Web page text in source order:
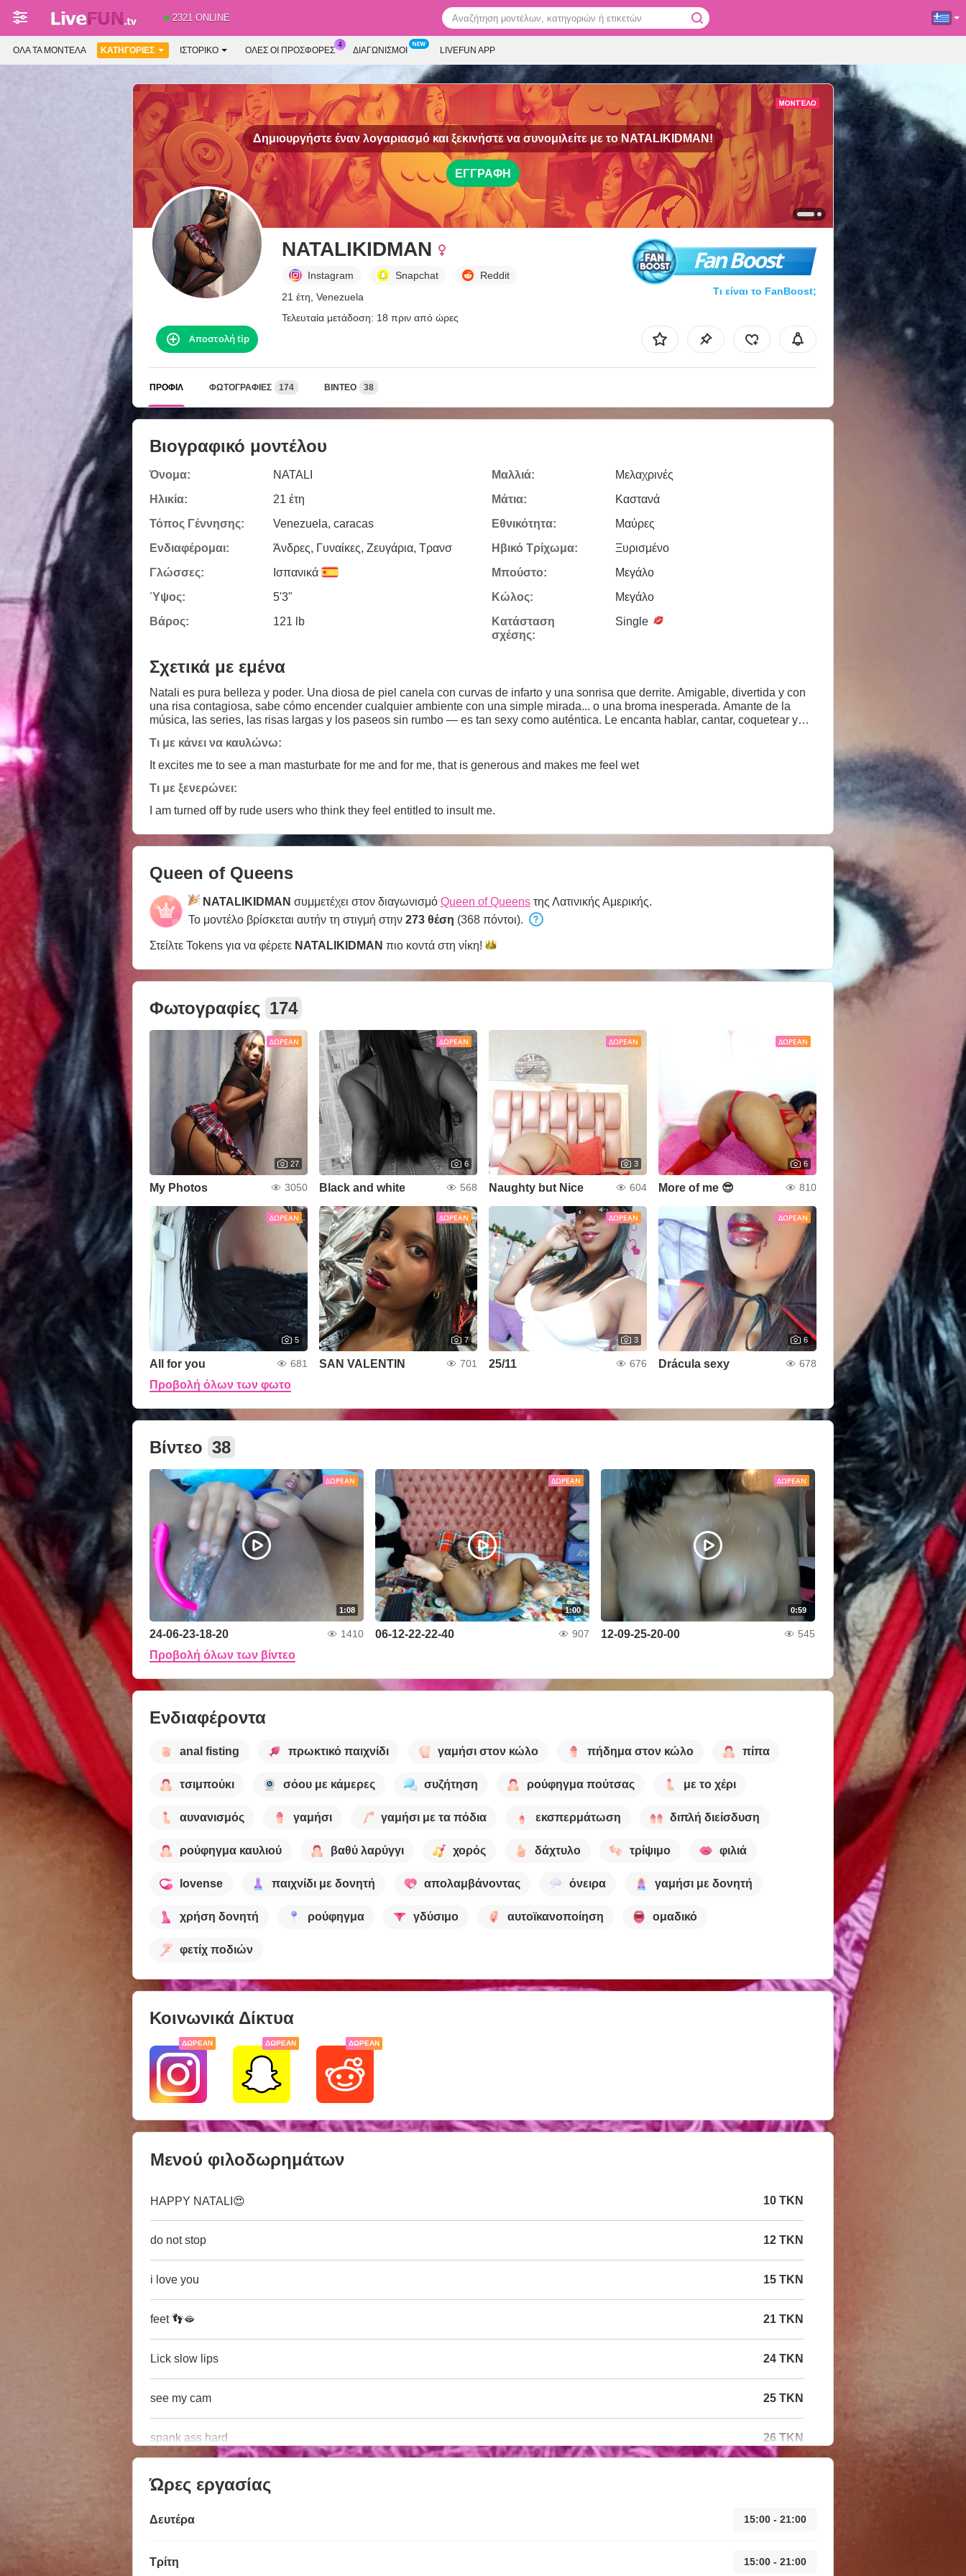
2321 ONLINE
ΌΛΑ ΤΑ ΜΟΝΤΈΛΑ ΚΑΤΗΓΟΡΊΕΣ ΙΣΤΟΡΙΚΌ ΟΛΕΣ ΟΙ ΠΡΟΣΦΟΡΕΣ ΔΙΑΓΩΝΙΣΜΟΊ LIVEFUN APP
Δημιουργήστε έναν λογαριασμό και ξεκινήστε να συνομιλείτε με το NATALIKIDMAN!
ΕΓΓΡΑΦΉ
NATALIKIDMAN
Instagram Snapchat
Reddit
21 έτη, Venezuela
Τελευταία μετάδοση: 18 πριν από ώρες
Fan Boost
Τι είναι το FanBoost;
Αποστολή tip
ΠΡΟΦΊΛ ΦΩΤΟΓΡΑΦΊΕΣ 174 ΒΊΝΤΕΟ 38
Βιογραφικό μοντέλου
Όνομα:
NATALI
Ηλικία:
21 έτη
Τόπος Γέννησης:
Venezuela, caracas
Ενδιαφέρομαι:
Άνδρες, Γυναίκες, Zευγάρια, Τρανσ
Γλώσσες:
Ισπανικά
Ύψος:
5'3"
Βάρος:
121 lb
Μαλλιά:
Μελαχρινές
Μάτια:
Καστανά
Εθνικότητα:
Μαύρες
Ηβικό Τρίχωμα:
Ξυρισμένο
Μπούστο:
Μεγάλο
Κώλος:
Μεγάλο
Κατάσταση
σχέσης:
Single
Σχετικά με εμένα
Natali es pura belleza y poder. Una diosa de piel canela con curvas de infarto y una sonrisa que derrite. Amigable, divertida y con
una risa contagiosa, sabe cómo encender cualquier ambiente con una simple mirada... o una broma inesperada. Amante de la
música, las series, las risas largas y los paseos sin rumbo — es tan sexy como auténtica. Le encanta hablar, cantar, coquetear y
ves… la sientes.
Τι με κάνει να καυλώνω:
It excites me to see a man masturbate for me and for me, that is generous and makes me feel wet
Τι με ξενερώνει:
I am turned off by rude users who think they feel entitled to insult me.
Queen of Queens
NATALIKIDMAN συμμετέχει στον διαγωνισμό Queen of Queens της Λατινικής Αμερικής.
Το μοντέλο βρίσκεται αυτήν τη στιγμή στην 273 θέση (368 πόντοι).
Στείλτε Tokens για να φέρετε NATALIKIDMAN πιο κοντά στη νίκη!
Φωτογραφίες 174
ΔΩΡΕΆΝ
27
My Photos 3050
ΔΩΡΕΆΝ
6
Black and white 568
ΔΩΡΕΆΝ
3
Naughty but Nice 604
ΔΩΡΕΆΝ
6
More of me 😎 810
ΔΩΡΕΆΝ
5
All for you 681
ΔΩΡΕΆΝ
7
SAN VALENTIN 701
ΔΩΡΕΆΝ
3
25/11 676
ΔΩΡΕΆΝ
6
Drácula sexy 678
Προβολή όλων των φωτο
Βίντεο 38
ΔΩΡΕΆΝ
1:08
24-06-23-18-20 1410
ΔΩΡΕΆΝ
1:00
06-12-22-22-40 907
ΔΩΡΕΆΝ
0:59
12-09-25-20-00 545
Προβολή όλων των βίντεο
Ενδιαφέροντα
anal fisting πρωκτικό παιχνίδι γαμήσι στον κώλο πήδημα στον κώλο πίπα
τσιμπούκι σόου με κάμερες συζήτηση ρούφηγμα πούτσας με το χέρι
αυνανισμός γαμήσι γαμήσι με τα πόδια εκσπερμάτωση διπλή διείσδυση
ρούφηγμα καυλιού βαθύ λαρύγγι χορός δάχτυλο τρίψιμο φιλιά
lovense παιχνίδι με δονητή απολαμβάνοντας όνειρα γαμήσι με δονητή
χρήση δονητή ρούφηγμα γδύσιμο αυτοϊκανοποίηση ομαδικό
φετίχ ποδιών
Κοινωνικά Δίκτυα
ΔΩΡΕΆΝ ΔΩΡΕΆΝ ΔΩΡΕΆΝ
Μενού φιλοδωρημάτων
HAPPY NATALI😍 10 TKN
do not stop 12 TKN
i love you 15 TKN
feet 👣🫦 21 TKN
Lick slow lips 24 TKN
see my cam 25 TKN
spank ass hard 26 TKN
Ώρες εργασίας
Δευτέρα 15:00 - 21:00
Τρίτη 15:00 - 21:00